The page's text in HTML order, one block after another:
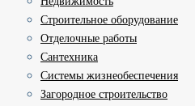
Строительное оборудование
Отделочные работы
Сантехника
Системы жизнеобеспечения
Загородное строительство